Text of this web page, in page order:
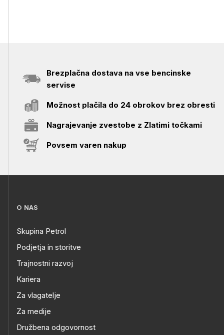
Brezplačna dostava na vse bencinske
servise
Možnost plačila do 24 obrokov brez obresti
Nagrajevanje zvestobe z Zlatimi točkami
Povsem varen nakup
O NAS
Skupina Petrol
Podjetja in storitve
Trajnostni razvoj
Kariera
Za vlagatelje
Za medije
Družbena odgovornost